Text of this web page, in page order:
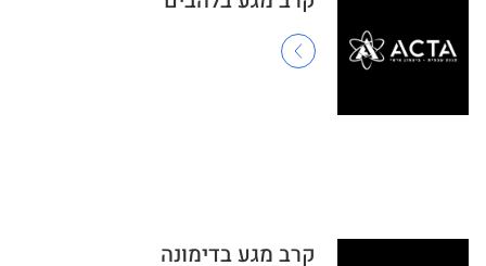
קרב מגע בדימונה